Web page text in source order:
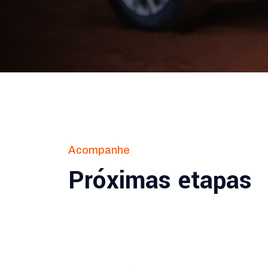
Acompanhe
Próximas etapas